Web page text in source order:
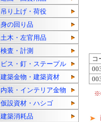
吊り上げ・荷役
身の回り品
土木・左官用品
検査・計測
ビス・釘・ステープル
建築金物・建築資材
内装・インテリア金物
仮設資材・ハシゴ
建築消耗品
コ